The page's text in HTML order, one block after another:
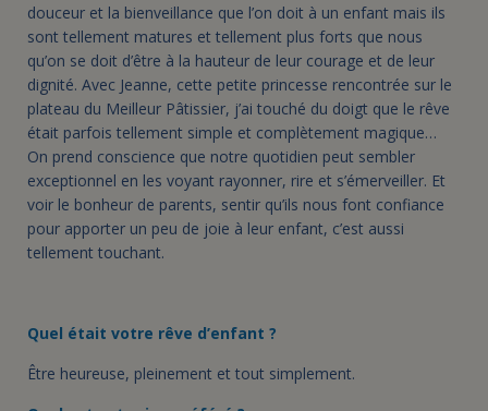
douceur et la bienveillance que l’on doit à un enfant mais ils
sont tellement matures et tellement plus forts que nous
qu’on se doit d’être à la hauteur de leur courage et de leur
dignité. Avec Jeanne, cette petite princesse rencontrée sur le
plateau du Meilleur Pâtissier, j’ai touché du doigt que le rêve
était parfois tellement simple et complètement magique…
On prend conscience que notre quotidien peut sembler
exceptionnel en les voyant rayonner, rire et s’émerveiller. Et
voir le bonheur de parents, sentir qu’ils nous font confiance
pour apporter un peu de joie à leur enfant, c’est aussi
tellement touchant.
Quel était votre rêve d’enfant ?
Être heureuse, pleinement et tout simplement.